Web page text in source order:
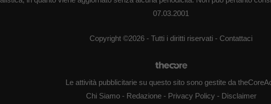
07.03.2001
Copyright ©2026 - Tutti i diritti riservati - Contattaci
Le attività pubblicitarie su questo sito sono gestite da
Chi Siamo- Redazione- Privacy Policy - Disclaimer